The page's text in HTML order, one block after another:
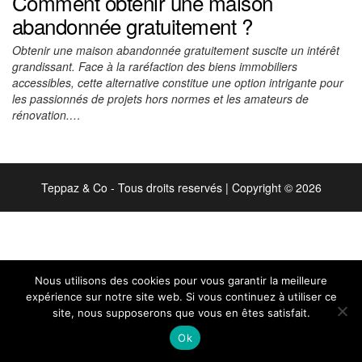
abandonnée gratuitement ?
Obtenir une maison abandonnée gratuitement suscite un intérêt
grandissant. Face à la raréfaction des biens immobiliers
accessibles, cette alternative constitue une option intrigante pour
les passionnés de projets hors normes et les amateurs de
rénovation.…
Teppaz & Co - Tous droits reservés | Copyright © 2026
Nous utilisons des cookies pour vous garantir la meilleure
expérience sur notre site web. Si vous continuez à utiliser ce
site, nous supposerons que vous en êtes satisfait.
Ok